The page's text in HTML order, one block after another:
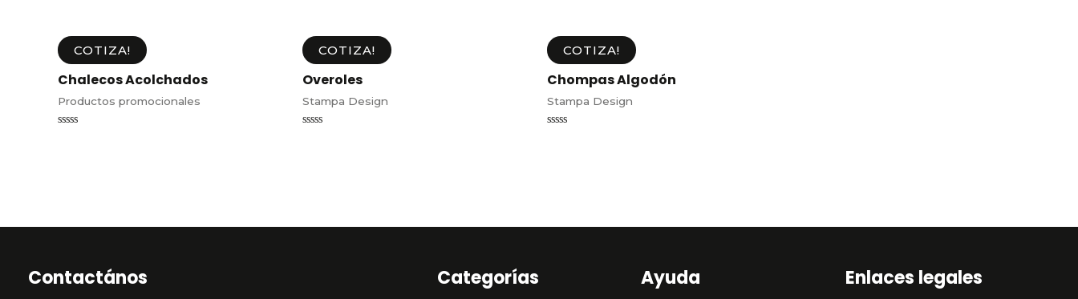
COTIZA!
Chalecos Acolchados
Productos promocionales
COTIZA!
Overoles
Stampa Design
COTIZA!
Chompas Algodón
Stampa Design
Contactános Categorías Ayuda Enlaces legales